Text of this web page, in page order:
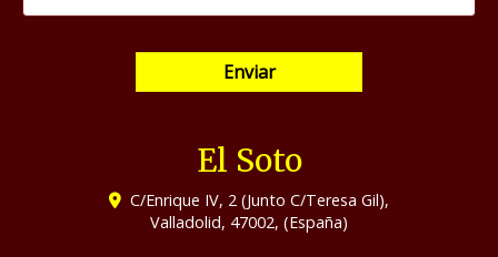
Enviar
El Soto
C/Enrique IV, 2 (Junto C/Teresa Gil),
Valladolid, 47002, (España)